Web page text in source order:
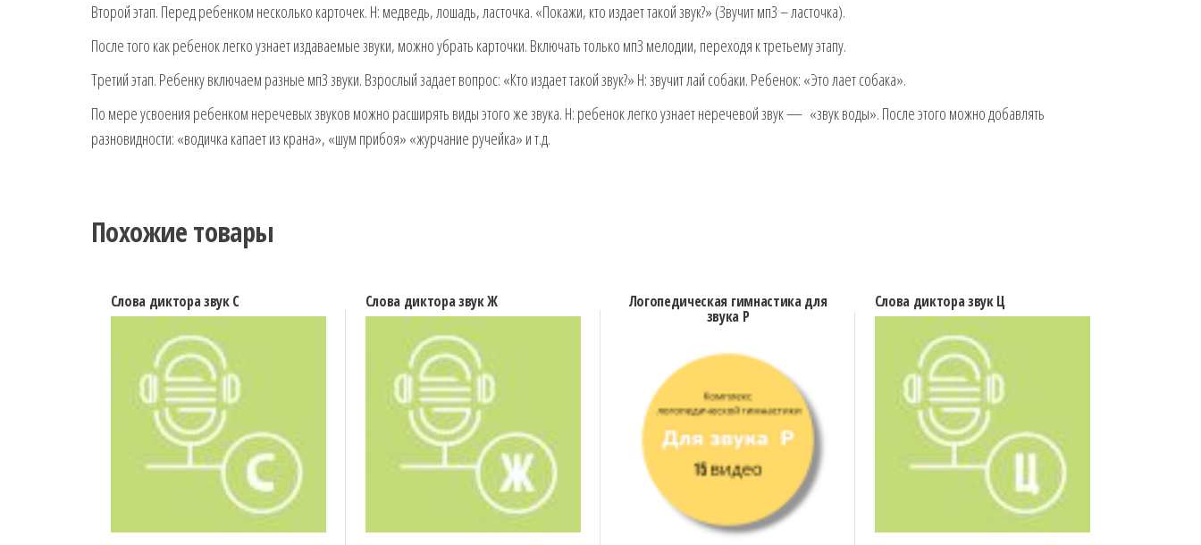
Второй этап. Перед ребенком несколько карточек. Н: медведь, лошадь, ласточка. «Покажи, кто издает такой звук?» (Звучит мп3 – ласточка).
После того как ребенок легко узнает издаваемые звуки, можно убрать карточки. Включать только мп3 мелодии, переходя к третьему этапу.
Третий этап. Ребенку включаем разные мп3 звуки. Взрослый задает вопрос: «Кто издает такой звук?» Н: звучит лай собаки. Ребенок: «Это лает собака».
По мере усвоения ребенком неречевых звуков можно расширять виды этого же звука. Н: ребенок легко узнает неречевой звук — «звук воды». После этого можно добавлять
разновидности: «водичка капает из крана», «шум прибоя» «журчание ручейка» и т.д.
Похожие товары
Слова диктора звук С Слова диктора звук Ж Логопедическая гимнастика для
звука Р
Слова диктора звук Ц